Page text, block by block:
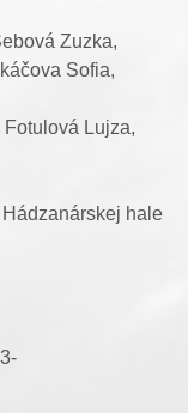
Zuzka,
Sofia,
Lujza,
hale